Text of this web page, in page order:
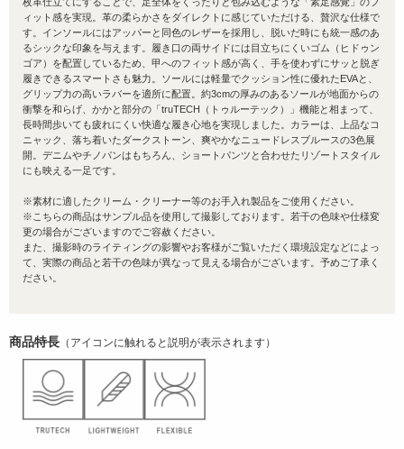
ィット感を実現。革の柔らかさをダイレクトに感じていただける、贅沢な仕様で
す。インソールにはアッパーと同色のレザーを採用し、脱いだ時にも統一感のあ
るシックな印象を与えます。履き口の両サイドには目立ちにくいゴム（ヒドゥン
ゴア）を配置しているため、甲へのフィット感が高く、手を使わずにサッと脱ぎ
履きできるスマートさも魅力。ソールには軽量でクッション性に優れたEVAと、
グリップ力の高いラバーを適所に配置。約3cmの厚みのあるソールが地面からの
衝撃を和らげ、かかと部分の「truTECH（トゥルーテック）」機能と相まって、
長時間歩いても疲れにくい快適な履き心地を実現しました。カラーは、上品なコ
ニャック、落ち着いたダークストーン、爽やかなニュードレスブルースの3色展
開。デニムやチノパンはもちろん、ショートパンツと合わせたリゾートスタイル
にも映える一足です。
※素材に適したクリーム・クリーナー等のお手入れ製品をご使用ください。
※こちらの商品はサンプル品を使用して撮影しております。若干の色味や仕様変
更の場合がございますのでご容赦ください。
また、撮影時のライティングの影響やお客様がご覧いただく環境設定などによっ
て、実際の商品と若干の色味が異なって見える場合がございます。予めご了承く
ださい。
商品特長 （アイコンに触れると説明が表示されます）